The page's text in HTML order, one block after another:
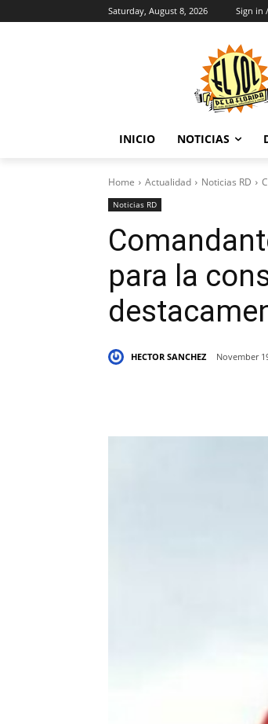
Saturday, August 8, 2026 Sign in
INICIO NOTICIAS
Home Actualidad Noticias RD
Noticias RD
para la
HECTOR SANCHEZ November